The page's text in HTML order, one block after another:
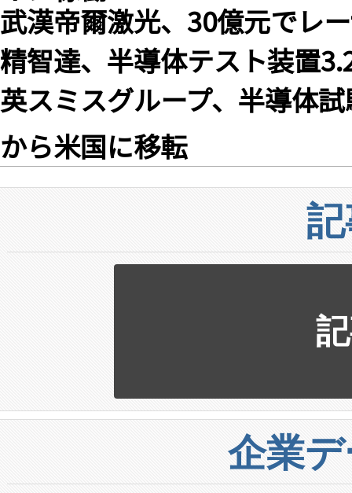
武漢帝爾激光、30億元でレ
精智達、半導体テスト装置
英スミスグループ、半導体
から米国に移転
企業